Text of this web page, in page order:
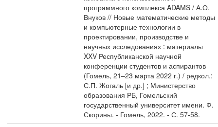
программного комплекса ADAMS / А.О.
Внуков // Новые математические методы
и компьютерные технологии в
проектировании, производстве и
научных исследованиях : материалы
XXV Республиканской научной
конференции студентов и аспирантов
(Гомель, 21–23 марта 2022 г.) / редкол.:
С.П. Жогаль [и др.] ; Министерство
образования РБ, Гомельский
государственный университет имени. Ф.
Скорины. - Гомель, 2022. - С. 57-58.